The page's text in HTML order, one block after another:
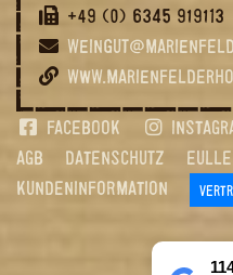
+49 (0) 6345 919113
FACEBOOK
AGB
DATENSCHUTZ EULLE
KUNDENINFORMATION